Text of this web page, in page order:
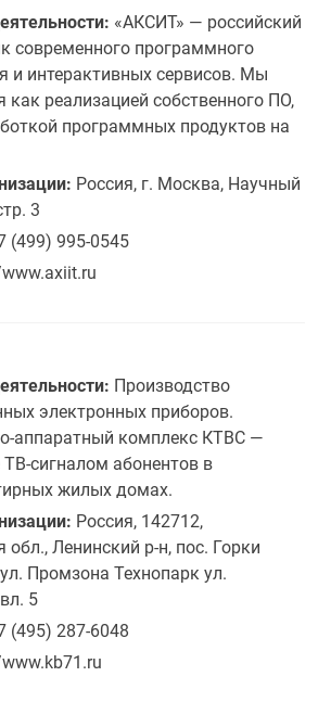
«АКСИТ» — российский
современного программного
и интерактивных сервисов. Мы
как реализацией собственного ПО,
программных продуктов на
Россия, г. Москва, Научный
3
(499) 995-0545
Производство
электронных приборов.
аппаратный комплекс КТВС —
ТВ-сигналом абонентов в
жилых домах.
Россия, 142712,
обл., Ленинский р-н, пос. Горки
Промзона Технопарк ул.
5
(495) 287-6048